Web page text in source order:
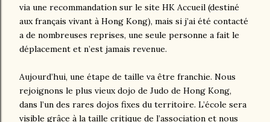
via une recommandation sur le site HK Accueil (destiné
aux français vivant à Hong Kong), mais si j’ai été contacté
a de nombreuses reprises, une seule personne a fait le
déplacement et n’est jamais revenue.
Aujourd’hui, une étape de taille va être franchie. Nous
rejoignons le plus vieux dojo de Judo de Hong Kong,
dans l’un des rares dojos fixes du territoire. L’école sera
visible grâce à la taille critique de l’association et nous